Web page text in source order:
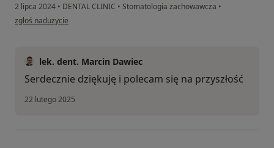
2 lipca 2024 • DENTAL CLINIC • Stomatologia zachowawcza •
w opinii użytkownika I.B
zgłoś nadużycie
lek. dent. Marcin Dawiec
Serdecznie dziękuję i polecam się na przyszłość
22 lutego 2025